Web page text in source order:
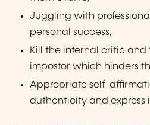
Juggling with
personal success,
Kill the internal critic
impostor which hinders
Appropriate self-
authenticity and express